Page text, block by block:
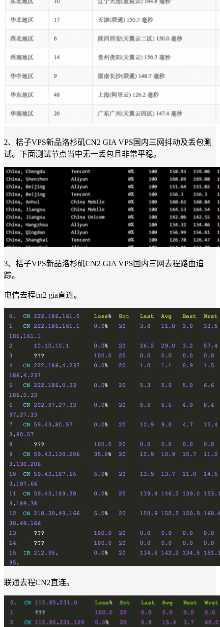
2、桔子VPS新品洛杉矶CN2 GIA VPS国内三网抖动及丢包测
试。下面测试节点当中无一丢包且非常平稳。
3、桔子VPS新品洛杉矶CN2 GIA VPS国内三网去程路由追
踪。
电信去程cn2 gia直连。
联通去程CN2直连。